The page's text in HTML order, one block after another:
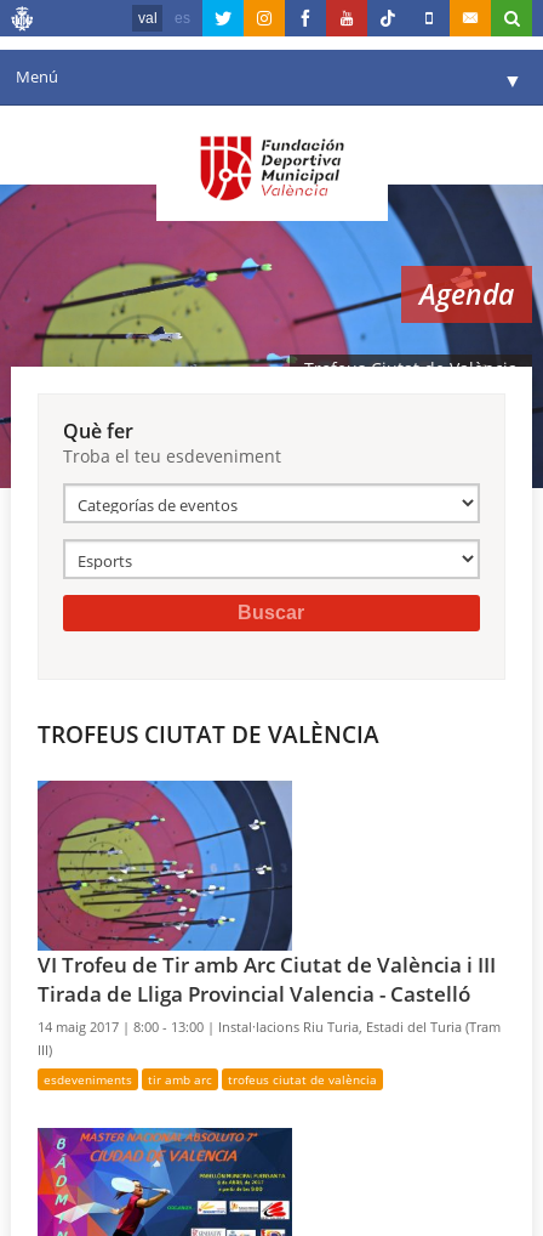
val es
Menú ▼
Agenda
Instal·lacions ▼
Comunicació ▼
València en esport ▼
Reserves
Agenda
Trofeus Ciutat de València
Què fer
Troba el teu esdeveniment
TROFEUS CIUTAT DE VALÈNCIA
VI Trofeu de Tir amb Arc Ciutat de València i III
Tirada de Lliga Provincial Valencia - Castelló
14 maig 2017 |8:00 - 13:00 | Instal·lacions Riu Turia, Estadi del Turia (Tram
III)
esdeveniments tir amb arc trofeus ciutat de valència